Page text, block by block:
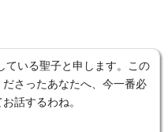
ている聖子と申します。この
さったあなたへ、今一番必
話するわね。